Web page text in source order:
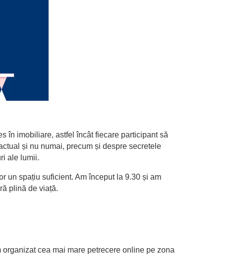
în imobiliare, astfel încât fiecare participant să
și nu numai, precum și despre secretele
ale lumii.
un spațiu suficient. Am început la 9.30 și am
plină de viață.
cea mai mare petrecere online pe zona